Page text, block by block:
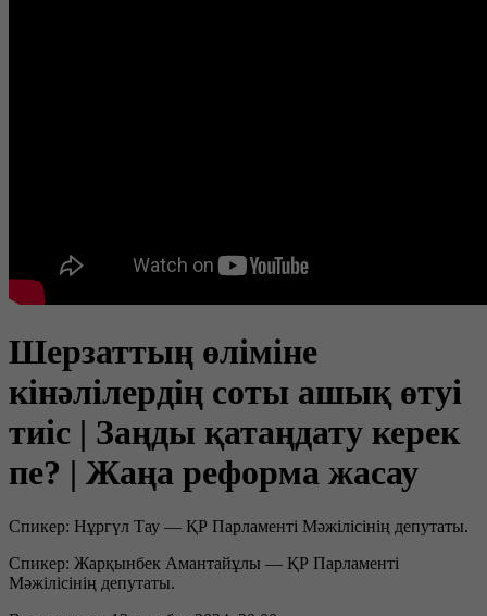
Шерзаттың өліміне
кінәлілердің соты ашық өтуі
тиіс | Заңды қатаңдату керек
пе? | Жаңа реформа жасау
Спикер: Нұргүл Тау — ҚР Парламенті Мәжілісінің депутаты.
Спикер: Жарқынбек Амантайұлы — ҚР Парламенті
Мәжілісінің депутаты.